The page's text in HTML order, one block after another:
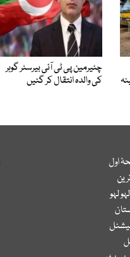
چئیرمین پی ٹی آئی بیرسٹر گوہر
کی والدہ انتقال کر گئیں
اول
لہو
نیشنل